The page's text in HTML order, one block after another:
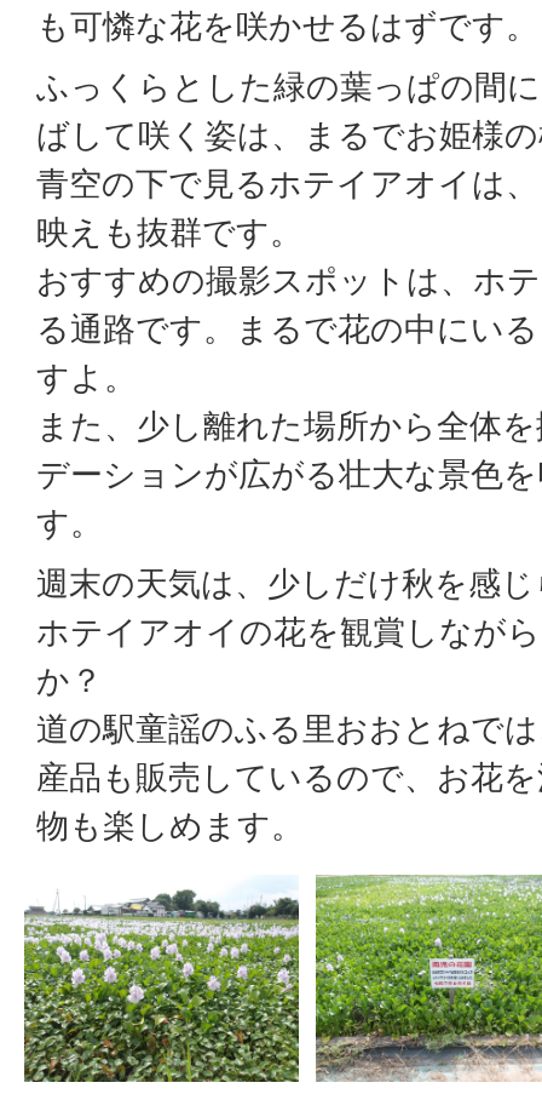
も可憐な花を咲かせるはずです。
ふっくらとした緑の葉っぱの間
ばして咲く姿は、まるでお姫様
青空の下で見るホテイアオイは
映えも抜群です。
おすすめの撮影スポットは、ホ
る通路です。まるで花の中にい
すよ。
また、少し離れた場所から全体
デーションが広がる壮大な景色
す。
週末の天気は、少しだけ秋を感
ホテイアオイの花を観賞しなが
か？
道の駅童謡のふる里おおとねで
産品も販売しているので、お花
物も楽しめます。